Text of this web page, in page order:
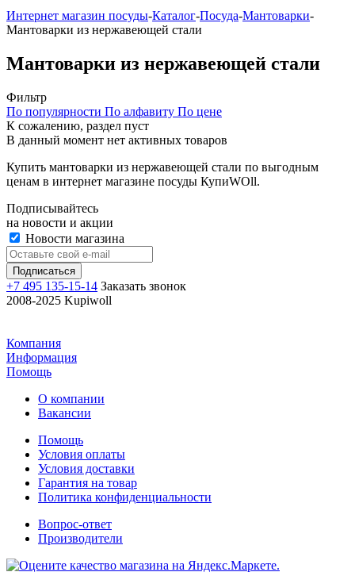
Интернет магазин посуды-Каталог-Посуда-Мантоварки-
Мантоварки из нержавеющей стали
Мантоварки из нержавеющей стали
Фильтр
По популярности По алфавиту По цене
К сожалению, раздел пуст
В данный момент нет активных товаров
Купить мантоварки из нержавеющей стали по выгодным
ценам в интернет магазине посуды КупиWOll.
Подписывайтесь
на новости и акции
Новости магазина
+7 495 135-15-14 Заказать звонок
2008-2025 Kupiwoll
Компания
Информация
Помощь
О компании
Вакансии
Помощь
Условия оплаты
Условия доставки
Гарантия на товар
Политика конфиденциальности
Вопрос-ответ
Производители